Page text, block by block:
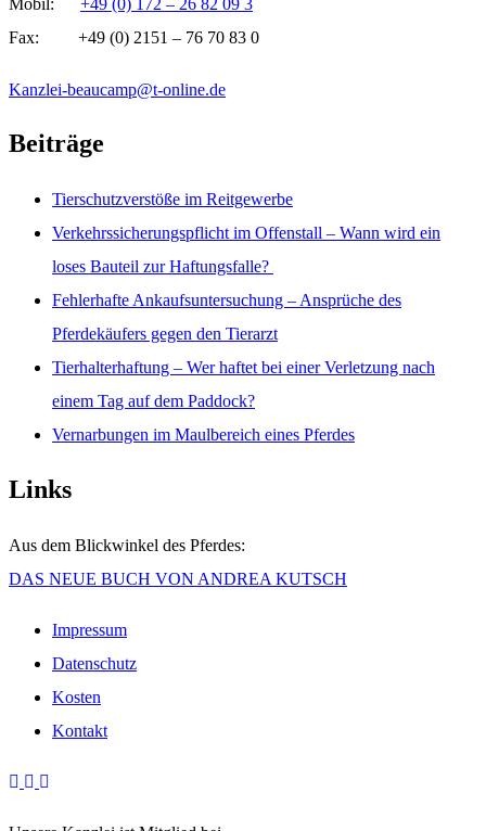
Fax: +49 (0) 2151 – 76 70 83 0
Kanzlei-beaucamp@t-online.de
Beiträge
Tierschutzverstöße im Reitgewerbe
Verkehrssicherungspflicht im Offenstall – Wann wird ein
loses Bauteil zur Haftungsfalle?
Fehlerhafte Ankaufsuntersuchung – Ansprüche des
Pferdekäufers gegen den Tierarzt
Tierhalterhaftung – Wer haftet bei einer Verletzung nach
einem Tag auf dem Paddock?
Vernarbungen im Maulbereich eines Pferdes
Links
Aus dem Blickwinkel des Pferdes:
DAS NEUE BUCH VON ANDREA KUTSCH
Impressum
Datenschutz
Kosten
Kontakt